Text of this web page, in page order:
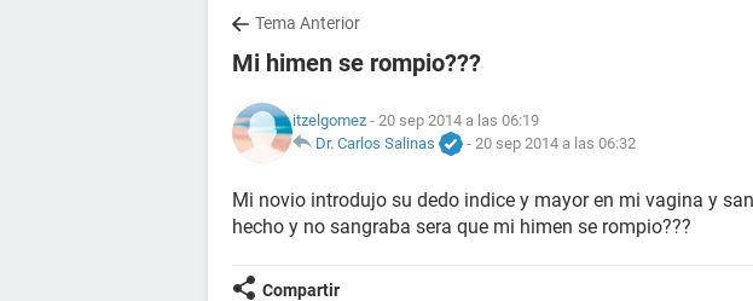
Tema Anterior
Mi himen se rompio???
itzelgomez - 20 sep 2014 a las 06:19
Dr. Carlos Salinas
- 20 sep 2014 a las 06:32
Mi novio introdujo su dedo indice y mayor en mi vagina y
hecho y no sangraba sera que mi himen se rompio???
Compartir